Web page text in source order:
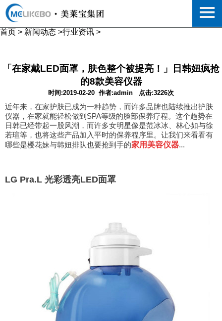
首页 > 新闻动态 >行业资讯 >
「在家戴LED面罩，肤色整个被提亮！」日韩妞疯抢
的8款美容仪器
时间:2019-02-20 作者:admin 点击:3226次
近年来，在家护肤已成为一种趋势，而许多品牌也陆续推出护肤
仪器，在家就能轻松做到SPA等级的脸部保养疗程。这个趋势在
日韩已经带起一股风潮，而许多女明星像是范冰冰、林心如与徐
若瑄等，也将这些产品加入平时的保养程序里。让我们来看看有
哪些是樱花妹与韩妞排队也要抢到手的家用美容仪器...
LG Pra.L 光彩透亮LED面罩